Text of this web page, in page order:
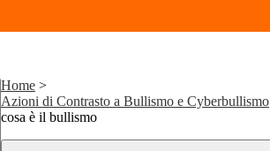
Home >
Azioni di Contrasto a Bullismo e Cyberbullismo
cosa è il bullismo